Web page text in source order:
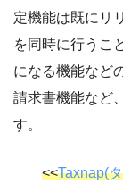
定機能は既にリ
を同時に行うこ
になる機能など
請求書機能など
す。
<<Taxnap(